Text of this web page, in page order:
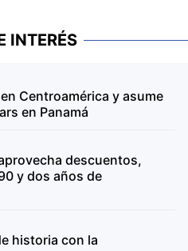
INTERÉS
Centroamérica y asume
en Panamá
descuentos,
y dos años de
historia con la